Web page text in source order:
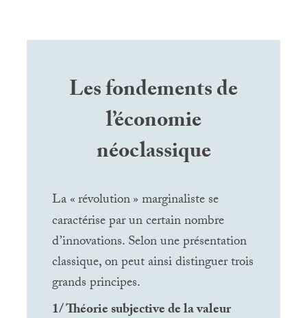
Les fondements de
l’économie
néoclassique
La «révolution» marginaliste se
caractérise par un certain nombre
d’innovations. Selon une présentation
classique, on peut ainsi distinguer trois
grands principes.
1/ Théorie subjective de la valeur